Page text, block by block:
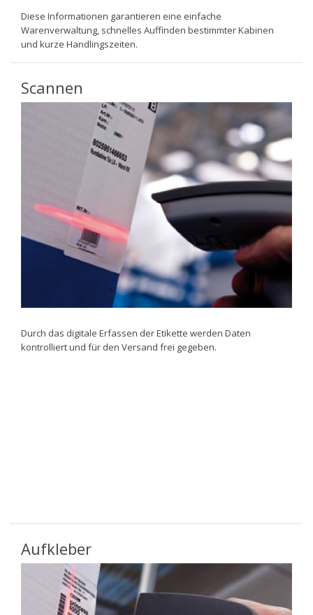
Diese Informationen garantieren eine einfache
Warenverwaltung, schnelles Auffinden bestimmter Kabinen
und kurze Handlingszeiten.
Scannen
Durch das digitale Erfassen der Etikette werden Daten
kontrolliert und für den Versand frei gegeben.
Aufkleber